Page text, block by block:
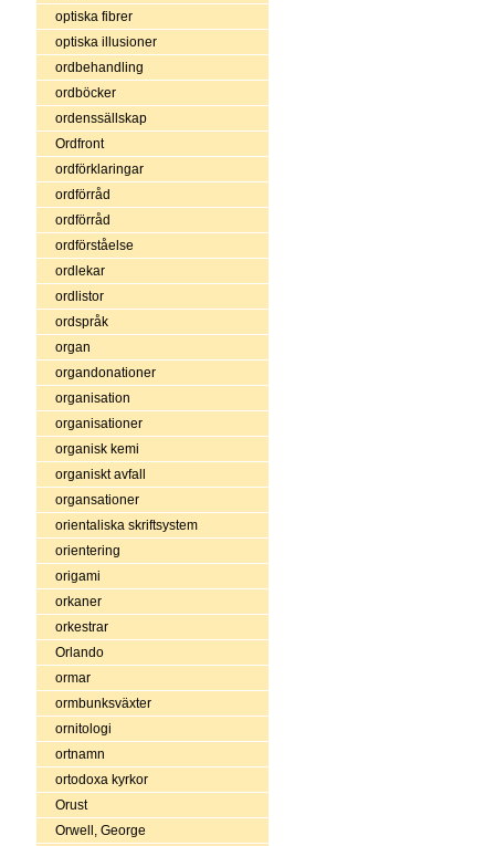
optiska fibrer
optiska illusioner
ordbehandling
ordböcker
ordenssällskap
Ordfront
ordförklaringar
ordförråd
ordförråd
ordförståelse
ordlekar
ordlistor
ordspråk
organ
organdonationer
organisation
organisationer
organisk kemi
organiskt avfall
organsationer
orientaliska skriftsystem
orientering
origami
orkaner
orkestrar
Orlando
ormar
ormbunksväxter
ornitologi
ortnamn
ortodoxa kyrkor
Orust
Orwell, George